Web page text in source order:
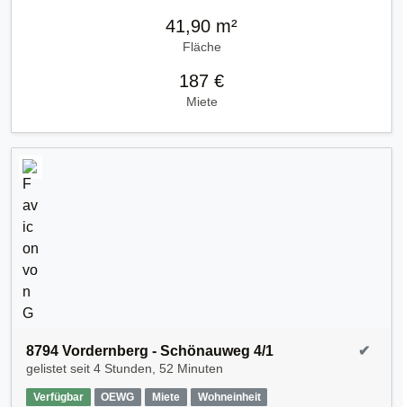
41,90 m²
Fläche
187 €
Miete
8794 Vordernberg - Schönauweg 4/1
gelistet seit 4 Stunden, 52 Minuten
Verfügbar OEWG Miete Wohneinheit
✔